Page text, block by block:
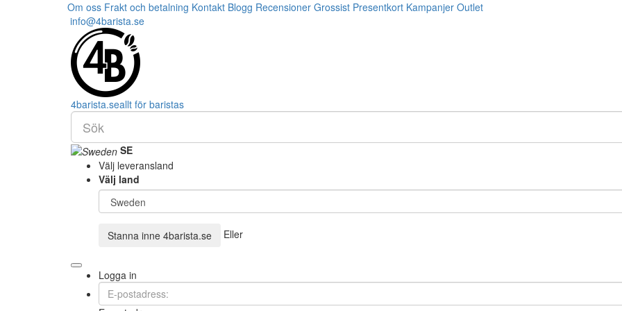
Om oss Frakt och betalning Kontakt Blogg Recensioner Grossist Presentkort Kampanjer Outlet
info@4barista.se
4barista.seallt för baristas
SE
Välj leveransland
Välj land
Stanna inne 4barista.se Eller
Logga in